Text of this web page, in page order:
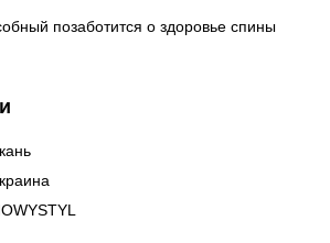
позаботится о здоровье спины